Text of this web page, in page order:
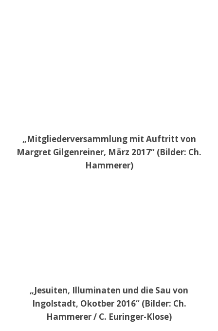
„Mitgliederversammlung mit Auftritt von
Margret Gilgenreiner, März 2017“ (Bilder: Ch.
Hammerer)
„Jesuiten, Illuminaten und die Sau von
Ingolstadt, Okotber 2016“ (Bilder: Ch.
Hammerer / C. Euringer-Klose)